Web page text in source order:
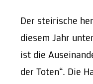
Der steirische
diesem Jahr
ist die
der Toten“. Die